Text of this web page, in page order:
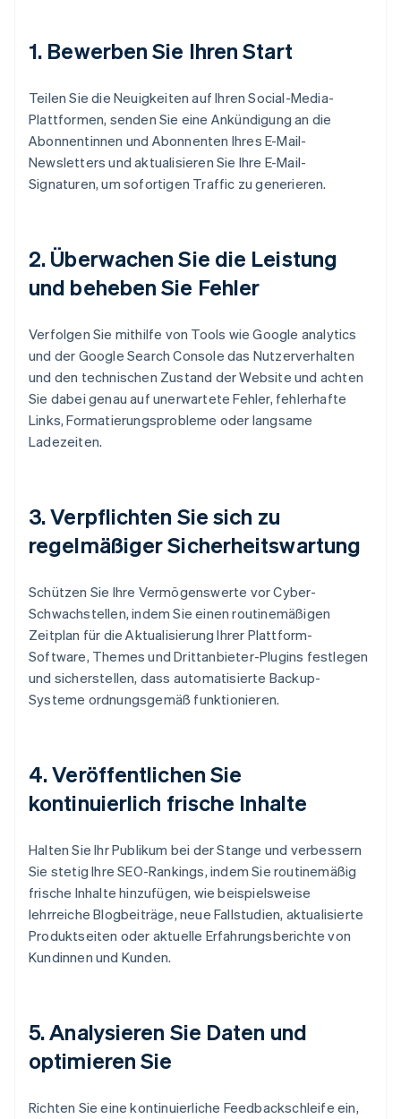
1. Bewerben Sie Ihren Start
Teilen Sie die Neuigkeiten auf Ihren Social-Media-
Plattformen, senden Sie eine Ankündigung an die
Abonnentinnen und Abonnenten Ihres E-Mail-
Newsletters und aktualisieren Sie Ihre E-Mail-
Signaturen, um sofortigen Traffic zu generieren.
2.Überwachen Sie die Leistung
und beheben Sie Fehler
Verfolgen Sie mithilfe von Tools wie Google analytics
und der Google Search Console das Nutzerverhalten
und den technischen Zustand der Website und achten
Sie dabei genau auf unerwartete Fehler, fehlerhafte
Links, Formatierungsprobleme oder langsame
Ladezeiten.
3.Verpflichten Sie sich zu
regelmäßiger Sicherheitswartung
Schützen Sie Ihre Vermögenswerte vor Cyber-
Schwachstellen, indem Sie einen routinemäßigen
Zeitplan für die Aktualisierung Ihrer Plattform-
Software, Themes und Drittanbieter-Plugins festlegen
und sicherstellen, dass automatisierte Backup-
Systeme ordnungsgemäß funktionieren.
4.Veröffentlichen Sie
kontinuierlich frische Inhalte
Halten Sie Ihr Publikum bei der Stange und verbessern
Sie stetig Ihre SEO-Rankings, indem Sie routinemäßig
frische Inhalte hinzufügen, wie beispielsweise
lehrreiche Blogbeiträge, neue Fallstudien, aktualisierte
Produktseiten oder aktuelle Erfahrungsberichte von
Kundinnen und Kunden.
5.Analysieren Sie Daten und
optimieren Sie
Richten Sie eine kontinuierliche Feedbackschleife ein,